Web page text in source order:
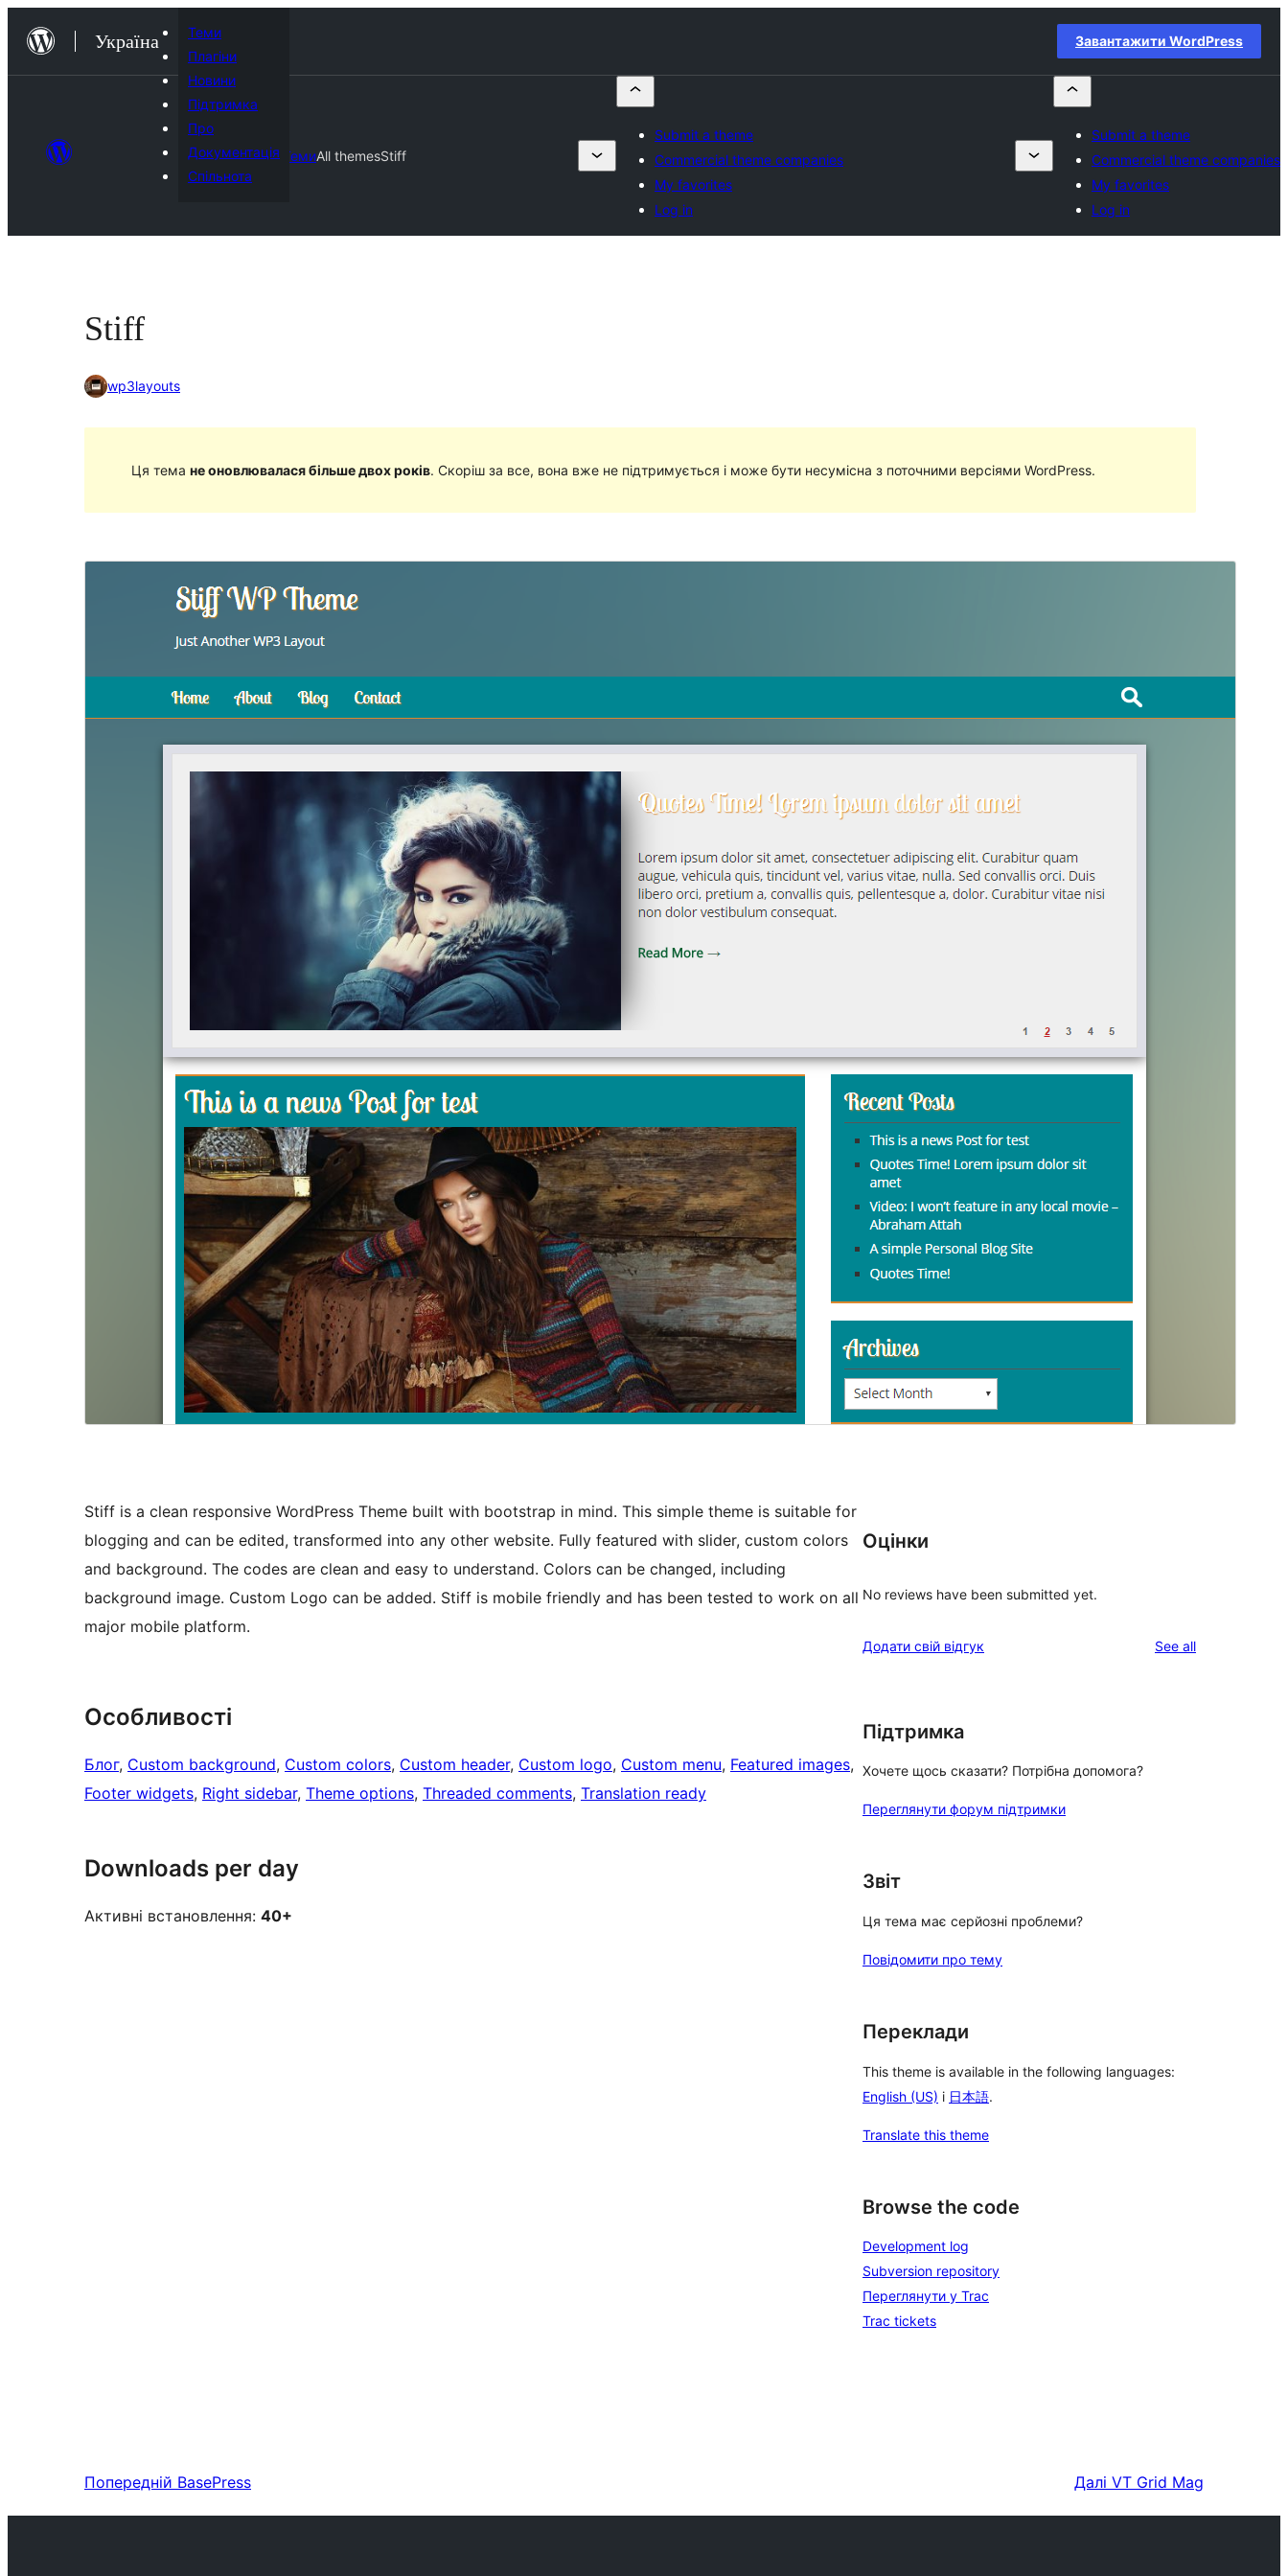
вмісту
Україна
Теми
Плагіни
Новини
Підтримка
Про
Документація
Спільнота
Завантажити WordPress
ТемиAll themesStiff
Submit a theme
Commercial theme companies
My favorites
Log in
Submit a theme
Commercial theme companies
My favorites
Log in
Stiff
wp3layouts
Ця тема не оновлювалася більше двох років. Скоріш за все, вона вже не підтримується і може бути несумісна з поточними версіями WordPress.
Stiff is a clean responsive WordPress Theme built with bootstrap in mind. This simple theme is suitable for
blogging and can be edited, transformed into any other website. Fully featured with slider, custom colors
and background. The codes are clean and easy to understand. Colors can be changed, including
background image. Custom Logo can be added. Stiff is mobile friendly and has been tested to work on all
major mobile platform.
Особливості
Блог, Custom background, Custom colors, Custom header, Custom logo, Custom menu, Featured images
Footer widgets, Right sidebar, Theme options, Threaded comments, Translation ready
Downloads per day
Активні встановлення: 40+
Оцінки
No reviews have been submitted yet.
Додати свій відгук See allreviews
Підтримка
Хочете щось сказати? Потрібна допомога?
Переглянути форум підтримки
Звіт
Ця тема має серйозні проблеми?
Повідомити про тему
Переклади
This theme is available in the following languages:
English (US) і 日本語.
Translate this theme
Browse the code
Development log
Subversion repository
Переглянути у Trac
Trac tickets
Попередній BasePress Далі VT Grid Mag